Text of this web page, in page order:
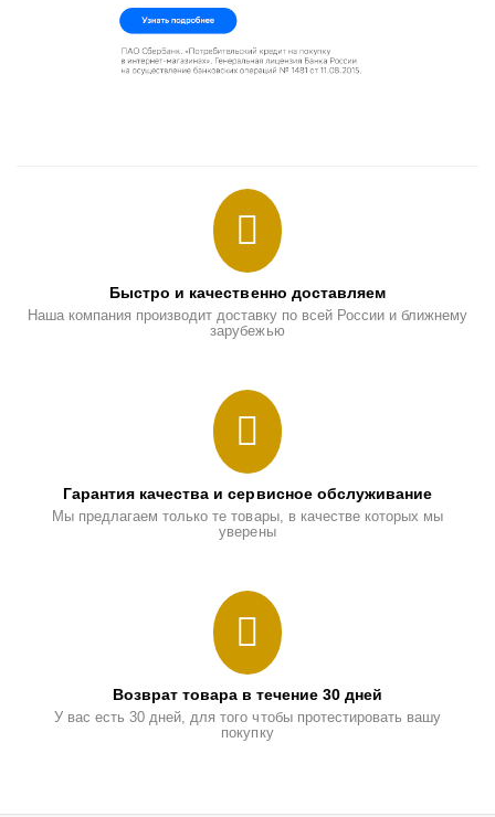
Быстро и качественно доставляем
Наша компания производит доставку по всей России и ближнему
зарубежью
Гарантия качества и сервисное обслуживание
Мы предлагаем только те товары, в качестве которых мы
уверены
Возврат товара в течение 30 дней
У вас есть 30 дней, для того чтобы протестировать вашу
покупку